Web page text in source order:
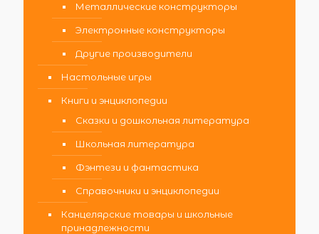
Металлические конструкторы
Электронные конструкторы
Другие производители
Настольные игры
Книги и энциклопедии
Сказки и дошкольная литература
Школьная литература
Фэнтези и фантастика
Справочники и энциклопедии
Канцелярские товары и школьные
принадлежности